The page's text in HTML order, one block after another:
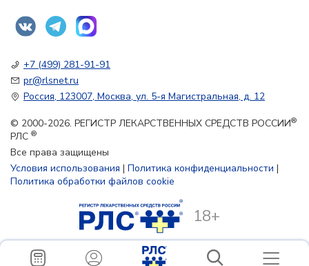
+7 (499) 281-91-91
pr@rlsnet.ru
Россия, 123007, Москва, ул. 5-я Магистральная, д. 12
© 2000-2026. РЕГИСТР ЛЕКАРСТВЕННЫХ СРЕДСТВ РОССИИ®
РЛС ®
Все права защищены
Условия использования | Политика конфиденциальности |
Политика обработки файлов cookie
18+